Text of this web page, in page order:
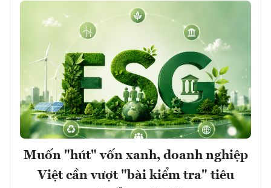
Muốn "hút" vốn xanh, doanh nghiệp
Việt cần vượt "bài kiểm tra" tiêu